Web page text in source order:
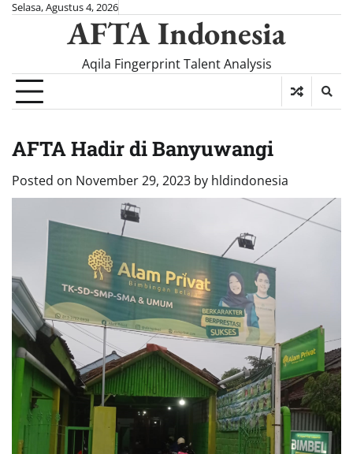
SkipSelasa, Agustus 4, 2026
AFTA Indonesia
Aqila Fingerprint Talent Analysis
AFTA Hadir di Banyuwangi
Posted on November 29, 2023 by hldindonesia